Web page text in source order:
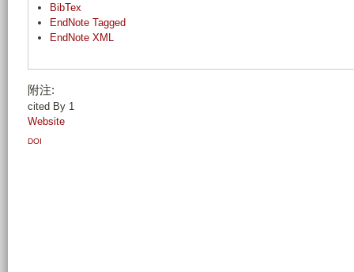
BibTex
EndNote Tagged
EndNote XML
附注:
cited By 1
Website
DOI